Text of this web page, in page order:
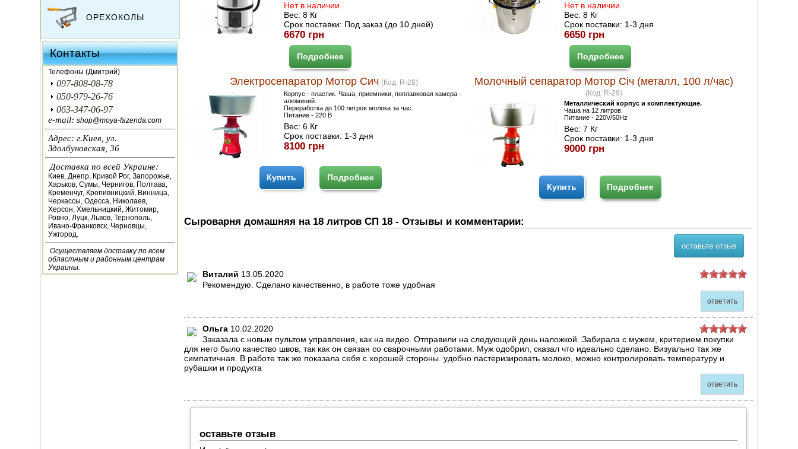
ОРЕХОКОЛЫ
ИНКУБАТОРЫ
ЗЕРНОДРОБИЛКИ
КОРМОРЕЗКИ
СОЛОМОРЕЗКИ
АВТОКЛАВЫ
ДЛЯ ОГОРОДА
НАВЕСНОЕ ДЛЯ
МОТОБЛОКОВ
СЕПАРАТОРЫ И
МАСЛОБОЙКИ
СЫРОВАРНИ
Контакты
Телефоны (Дмитрий)
097-808-08-78
050-979-26-76
063-347-06-97
e-mail:shop@moya-fazenda.com
Адрес: г.Киев, ул.
Здолбуновская, 36
Доставка по всей Украине:
Киев, Днепр, Кривой Рог, Запорожье,
Харьков, Сумы, Чернигов, Полтава,
Кременчуг, Кропивницкий, Винница,
Черкассы, Одесса, Николаев,
Херсон, Хмельницкий, Житомир,
Ровно, Луцк, Львов, Тернополь,
Ивано-Франковск, Черновцы,
Ужгород.
Осуществляем доставку по всем
областным и районным центрам
Украины.
Нет в наличии
Вес:8 Кг
Срок поставки: Под заказ (до 10 дней)
6670 грн
Подробнее
Нет в наличии
Вес: 8 Кг
Срок поставки: 1-3 дня
6650 грн
Подробнее
Электросепаратор Мотор Сич (Код: R-28)
Корпус - пластик. Чаша, приемники, поплавковая камера -
алюминий.
Переработка до 100 литров молока за час.
Питание - 220 В
Вес:6 Кг
Срок поставки: 1-3 дня
8100 грн
Купить Подробнее
Молочный сепаратор Мотор Січ (металл, 100 л/час)
(Код: R-29)
Металлический корпус и комплектующие.
Чаша на 12 литров.
Питание - 220V/50Hz
Вес: 7 Кг
Срок поставки: 1-3 дня
9000 грн
Купить Подробнее
Сыроварня домашняя на 18 литров СП 18 - Отзывы и комментарии:
оставьте отзыв
Виталий 13.05.2020
Рекомендую. Сделано качественно, в работе тоже удобная
ответить
Ольга 10.02.2020
Заказала с новым пультом управления, как на видео. Отправили на следующий день наложкой. Забирала с мужем, критерием покупки
для него было качество швов, так как он связан со сварочными работами. Муж одобрил, сказал что идеально сделано. Визуально так же
симпатичная. В работе так же показала себя с хорошей стороны. удобно пастеризировать молоко, можно контролировать температуру и
рубашки и продукта
ответить
оставьте отзыв